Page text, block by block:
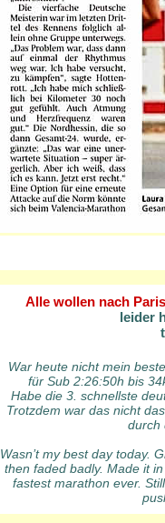
Alle wollen nach
leider
War heute nicht mein
für Sub 2:26:50h bis
Habe die 3. schnellste
Trotzdem war das nicht
durch
Wasn’t my best day today.
then faded badly. Made it
fastest marathon ever.